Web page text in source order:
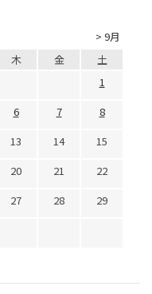
> 9月
木 金
土
1
6 7
8
13 14
15
20 21
22
27 28
29